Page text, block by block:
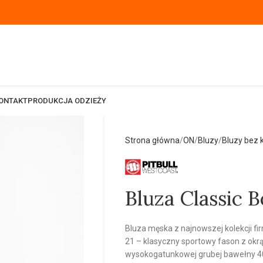
PRODUKCJA ODZIEŻY
Strona główna ON Bluzy Bluzy bez
Bluza Classic
Bluza męska z najnowszej kolekcji
21 – klasyczny sportowy fason z
wysokogatunkowej grubej bawełny